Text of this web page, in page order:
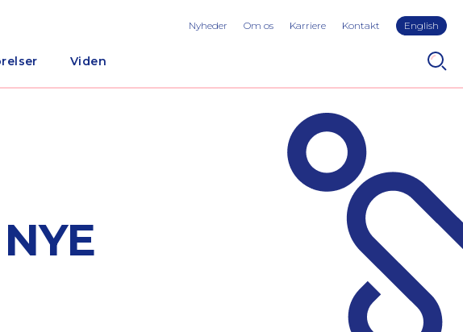
Viden
Nyheder Om os Karriere Kontakt English